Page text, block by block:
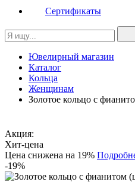
Сертификаты
Ювелирный магазин
Каталог
Кольца
Женщинам
Золотое кольцо с
Акция:
Хит-цена
Цена снижена на 19%
-19%